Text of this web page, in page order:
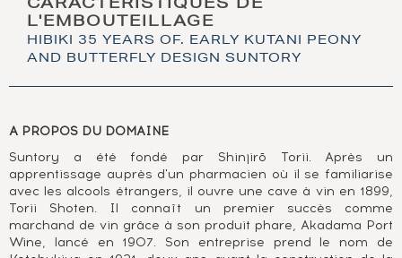
CARACTÉRISTIQUES DE
L'EMBOUTEILLAGE
HIBIKI 35 YEARS OF. EARLY KUTANI PEONY
AND BUTTERFLY DESIGN SUNTORY
A PROPOS DU DOMAINE
Suntory a été fondé par Shinjirō Torii. Après un
apprentissage auprès d'un pharmacien où il se familiarise
avec les alcools étrangers, il ouvre une cave à vin en 1899,
Torii Shoten. Il connaît un premier succès comme
marchand de vin grâce à son produit phare, Akadama Port
Wine, lancé en 1907. Son entreprise prend le nom de